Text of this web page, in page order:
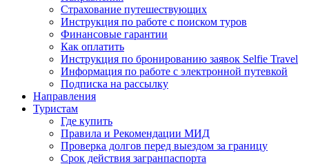
Страхование путешествующих
Инструкция по работе с поиском туров
Финансовые гарантии
Как оплатить
Инструкция по бронированию заявок Selfie Travel
Информация по работе с электронной путевкой
Подписка на рассылку
Направления
Туристам
Где купить
Правила и Рекомендации МИД
Проверка долгов перед выездом за границу
Срок действия загранпаспорта